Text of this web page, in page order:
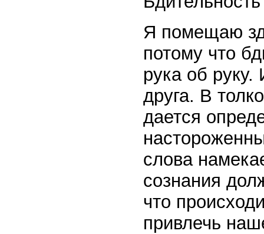
Я помещаю
потому что
рука об руку.
друга. В
дается
слова
сознания
что
привлечь